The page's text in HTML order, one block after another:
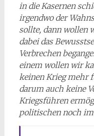
in die Kasernen
irgendwo der
sollte, dann wollen
dabei das
Verbrechen
einem wollen wir
keinen Krieg mehr
darum auch keine
Kriegsführen
politischen noch